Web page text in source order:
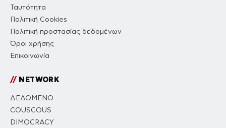
Ταυτότητα
Πολιτική Cookies
Πολιτική προστασίας δεδομένων
Όροι χρήσης
Επικοινωνία
//NETWORK
ΔΕΔΟΜΕΝΟ
COUSCOUS
DIMOCRACY